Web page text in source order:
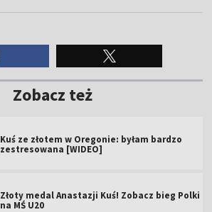
Zobacz też
Kuś ze złotem w Oregonie: byłam bardzo
zestresowana [WIDEO]
Złoty medal Anastazji Kuś! Zobacz bieg Polki
na MŚ U20